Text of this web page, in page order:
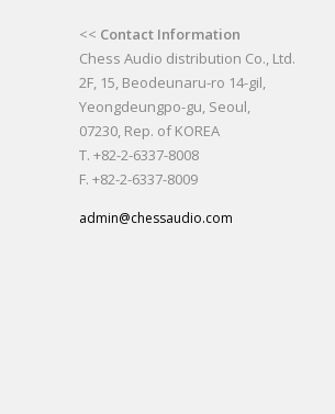
<< Contact Information
Chess Audio distribution Co., Ltd.
2F, 15, Beodeunaru-ro 14-gil,
Yeongdeungpo-gu, Seoul,
07230, Rep. of KOREA
T. +82-2-6337-8008
F. +82-2-6337-8009
admin@chessaudio.com